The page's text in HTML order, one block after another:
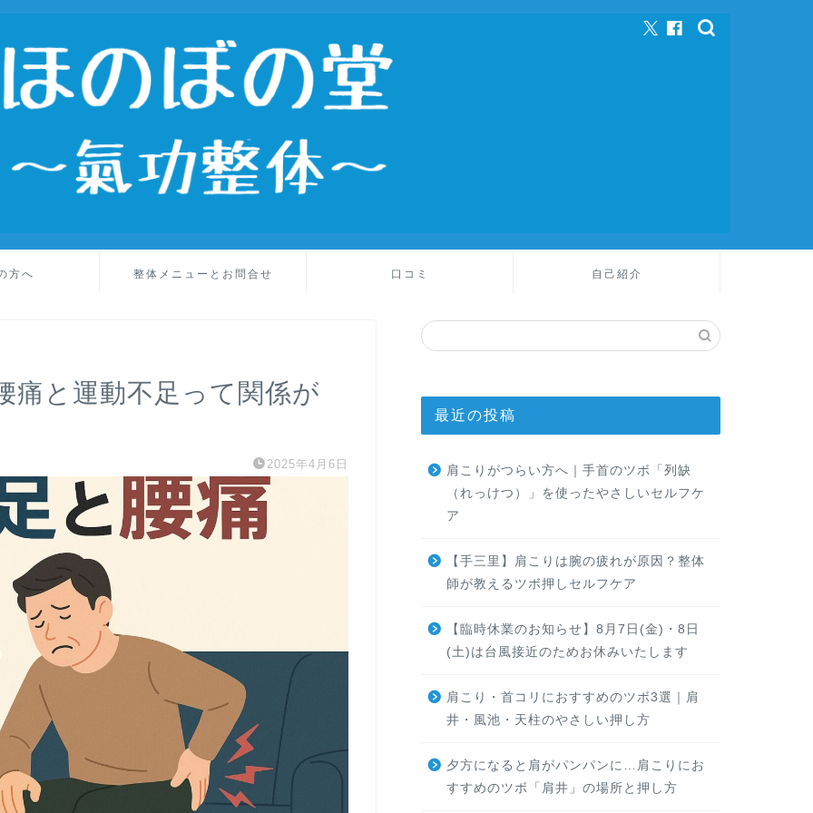
方へ 整体メニューとお問合せ 口コミ 自己紹介
痛と運動不足って関係が
2025年4月6日
最近の投稿
肩こりがつらい方へ｜手首のツボ「列缺
（れっけつ）」を使ったやさしいセルフケ
ア
【手三里】肩こりは腕の疲れが原因？整体
師が教えるツボ押しセルフケア
【臨時休業のお知らせ】8月7日(金)・8日
(土)は台風接近のためお休みいたします
肩こり・首コリにおすすめのツボ3選｜肩
井・風池・天柱のやさしい押し方
夕方になると肩がパンパンに…肩こりにお
すすめのツボ「肩井」の場所と押し方